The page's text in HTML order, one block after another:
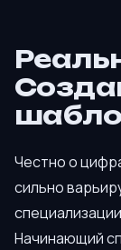
Честно о
сильно
Начинающий